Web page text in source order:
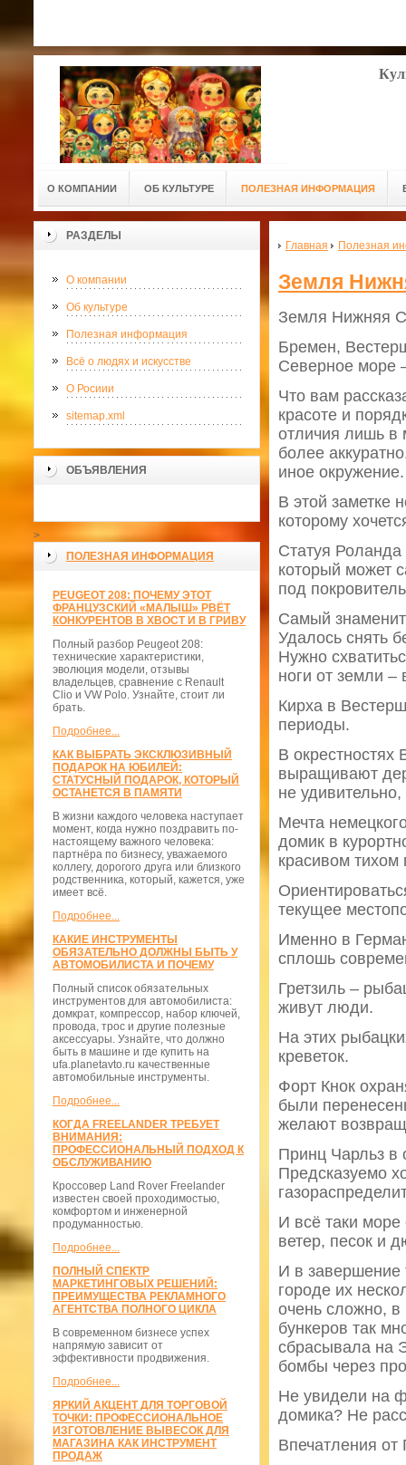
О КОМПАНИИ ОБ КУЛЬТУРЕ ПОЛЕЗНАЯ ИНФОРМАЦИЯ
РАЗДЕЛЫ
О компании
Об культуре
Полезная информация
Всё о людях и искусстве
О Росиии
sitemap.xml
ОБЪЯВЛЕНИЯ
>
ПОЛЕЗНАЯ ИНФОРМАЦИЯ
PEUGEOT 208: ПОЧЕМУ ЭТОТ
ФРАНЦУЗСКИЙ «МАЛЫШ» РВЁТ
КОНКУРЕНТОВ В ХВОСТ И В ГРИВУ
Полный разбор Peugeot 208:
технические характеристики,
эволюция модели, отзывы
владельцев, сравнение с Renault
Clio и VW Polo. Узнайте, стоит ли
брать.
Подробнее...
КАК ВЫБРАТЬ ЭКСКЛЮЗИВНЫЙ
ПОДАРОК НА ЮБИЛЕЙ:
СТАТУСНЫЙ ПОДАРОК, КОТОРЫЙ
ОСТАНЕТСЯ В ПАМЯТИ
В жизни каждого человека наступает
момент, когда нужно поздравить по-
настоящему важного человека:
партнёра по бизнесу, уважаемого
коллегу, дорогого друга или близкого
родственника, который, кажется, уже
имеет всё.
Подробнее...
КАКИЕ ИНСТРУМЕНТЫ
ОБЯЗАТЕЛЬНО ДОЛЖНЫ БЫТЬ У
АВТОМОБИЛИСТА И ПОЧЕМУ
Полный список обязательных
инструментов для автомобилиста:
домкрат, компрессор, набор ключей,
провода, трос и другие полезные
аксессуары. Узнайте, что должно
быть в машине и где купить на
ufa.planetavto.ru качественные
автомобильные инструменты.
Подробнее...
КОГДА FREELANDER ТРЕБУЕТ
ВНИМАНИЯ:
ПРОФЕССИОНАЛЬНЫЙ ПОДХОД К
ОБСЛУЖИВАНИЮ
Кроссовер Land Rover Freelander
известен своей проходимостью,
комфортом и инженерной
продуманностью.
Подробнее...
ПОЛНЫЙ СПЕКТР
МАРКЕТИНГОВЫХ РЕШЕНИЙ:
ПРЕИМУЩЕСТВА РЕКЛАМНОГО
АГЕНТСТВА ПОЛНОГО ЦИКЛА
В современном бизнесе успех
напрямую зависит от
эффективности продвижения.
Подробнее...
ЯРКИЙ АКЦЕНТ ДЛЯ ТОРГОВОЙ
ТОЧКИ: ПРОФЕССИОНАЛЬНОЕ
ИЗГОТОВЛЕНИЕ ВЫВЕСОК ДЛЯ
МАГАЗИНА КАК ИНСТРУМЕНТ
ПРОДАЖ
Главная Полезная
Земля
Земля Нижняя
Бремен,
Северное море
Что вам
красоте и
отличия лишь в
более
иное
В этой заметке
которому
Статуя
который может
под
Самый
Удалось снять
Нужно
ноги от земли –
Кирха в
периоды.
В окрестностях
выращивают
не удивительно,
Мечта
домик в
красивом тихом
текущее
Именно в
сплошь
Гретзиль –
живут люди.
На этих
креветок.
Форт Кнок
были
желают
Принц Чарльз в
Предсказуемо
И всё таки море
ветер, песок и
И в завершение
городе их
очень сложно,
бункеров так
сбрасывала на
бомбы через
Не увидели на
домика? Не
Впечатления от